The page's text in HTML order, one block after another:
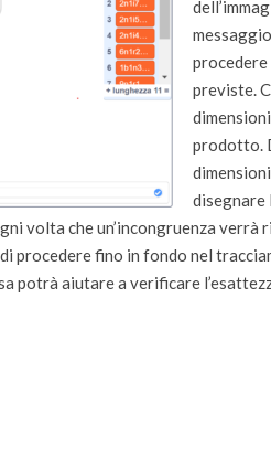
procedere
previste.
prodotto.
disegnare
volta che un’incongruenza
procedere fino in fondo nel
potrà aiutare a verificare